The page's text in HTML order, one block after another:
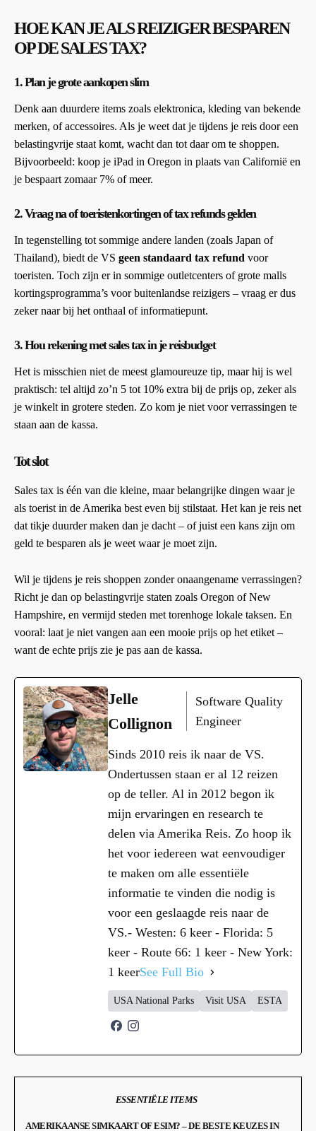
HOE KAN JE ALS REIZIGER BESPAREN
OP DE SALES TAX?
1.Plan je grote aankopen slim
Denk aan duurdere items zoals elektronica, kleding van bekende
merken, of accessoires. Als je weet dat je tijdens je reis door een
belastingvrije staat komt, wacht dan tot daar om te shoppen.
Bijvoorbeeld: koop je iPad in Oregon in plaats van Californië en
je bespaart zomaar 7% of meer.
2.Vraag na of toeristenkortingen of tax refunds gelden
In tegenstelling tot sommige andere landen (zoals Japan of
Thailand), biedt de VS geen standaard tax refund voor
toeristen. Toch zijn er in sommige outletcenters of grote malls
kortingsprogramma’s voor buitenlandse reizigers – vraag er dus
zeker naar bij het onthaal of informatiepunt.
3.Hou rekening met sales tax in je reisbudget
Het is misschien niet de meest glamoureuze tip, maar hij is wel
praktisch: tel altijd zo’n 5 tot 10% extra bij de prijs op, zeker als
je winkelt in grotere steden. Zo kom je niet voor verrassingen te
staan aan de kassa.
Tot slot
Sales tax is één van die kleine, maar belangrijke dingen waar je
als toerist in de Amerika best even bij stilstaat. Het kan je reis net
dat tikje duurder maken dan je dacht – of juist een kans zijn om
geld te besparen als je weet waar je moet zijn.
Wil je tijdens je reis shoppen zonder onaangename verrassingen?
Richt je dan op belastingvrije staten zoals Oregon of New
Hampshire, en vermijd steden met torenhoge lokale taksen. En
vooral: laat je niet vangen aan een mooie prijs op het etiket –
want de echte prijs zie je pas aan de kassa.
Jelle
Collignon
Software Quality
Engineer
Sinds 2010 reis ik naar de VS.
Ondertussen staan er al 12 reizen
op de teller. Al in 2012 begon ik
mijn ervaringen en research te
delen via Amerika Reis. Zo hoop ik
het voor iedereen wat eenvoudiger
te maken om alle essentiële
informatie te vinden die nodig is
voor een geslaagde reis naar de
VS.- Westen: 6 keer - Florida: 5
keer - Route 66: 1 keer - New York:
1 keerSee Full Bio
USA National Parks Visit USA ESTA
ESSENTIËLE ITEMS
AMERIKAANSE SIMKAART OF ESIM? – DE BESTE KEUZES IN